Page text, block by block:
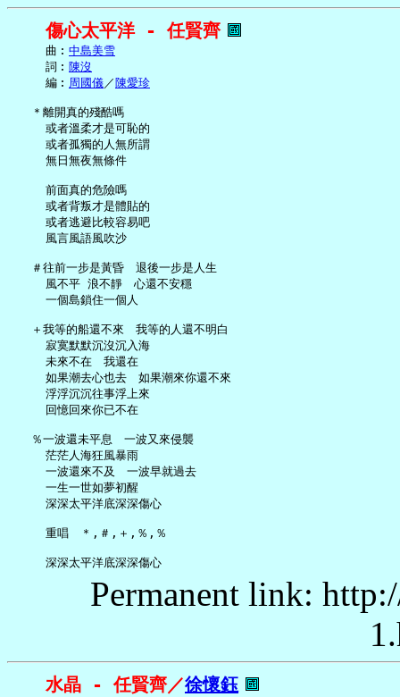
傷心太平洋 - 任賢齊
     曲︰
中島美雪
     詞︰
陳沒
     編︰
周國儀／ 陳愛珍
   ＊離開真的殘酷嗎
     或者溫柔才是可恥的
     或者孤獨的人無所謂
     無日無夜無條件
     前面真的危險嗎
     或者背叛才是體貼的
     或者逃避比較容易吧
     風言風語風吹沙
   ＃往前一步是黃昏　退後一步是人生
     風不平 浪不靜　心還不安穩
     一個島鎖住一個人
   ＋我等的船還不來　我等的人還不明白
     寂寞默默沉沒沉入海
     未來不在　我還在
     如果潮去心也去　如果潮來你還不來
     浮浮沉沉往事浮上來
     回憶回來你已不在
   ％一波還未平息　一波又來侵襲
     茫茫人海狂風暴雨
     一波還來不及　一波早就過去
     一生一世如夢初醒
     深深太平洋底深深傷心
     重唱　＊,＃,＋,％,％
Permanent link:
水晶 - 任賢齊／徐懷鈺